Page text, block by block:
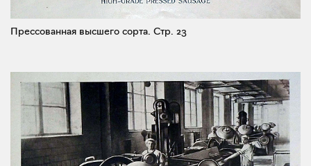
Прессованная высшего сорта. Стр. 23